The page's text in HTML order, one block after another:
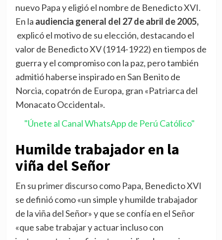
nuevo Papa y eligió el nombre de Benedicto XVI.
En la audiencia general del 27 de abril de 2005,
explicó el motivo de su elección, destacando el
valor de Benedicto XV (1914-1922) en tiempos de
guerra y el compromiso con la paz, pero también
admitió haberse inspirado en San Benito de
Norcia, copatrón de Europa, gran «Patriarca del
Monacato Occidental».
"Únete al Canal WhatsApp de Perú Católico"
Humilde trabajador en la
viña del Señor
En su primer discurso como Papa, Benedicto XVI
se definió como «un simple y humilde trabajador
de la viña del Señor» y que se confía en el Señor
«que sabe trabajar y actuar incluso con